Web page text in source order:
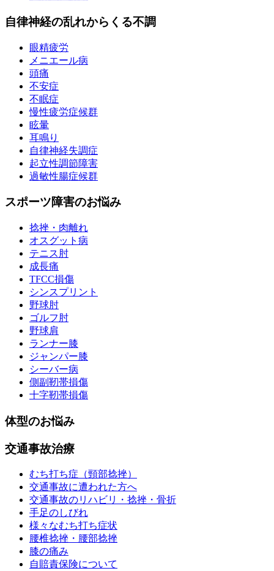
自律神経の乱れからくる不調
眼精疲労
メニエール病
頭痛
不安症
不眠症
慢性疲労症候群
眩暈
耳鳴り
自律神経失調症
起立性調節障害
過敏性腸症候群
スポーツ障害のお悩み
捻挫・肉離れ
オスグット病
テニス肘
成長痛
TFCC損傷
シンスプリント
野球肘
ゴルフ肘
野球肩
ランナー膝
ジャンパー膝
シーバー病
側副靭帯損傷
十字靭帯損傷
体型のお悩み
交通事故治療
むち打ち症（頸部捻挫）
交通事故に遭われた方へ
交通事故のリハビリ・捻挫・骨折
手足のしびれ
様々なむち打ち症状
腰椎捻挫・腰部捻挫
膝の痛み
自賠責保険について